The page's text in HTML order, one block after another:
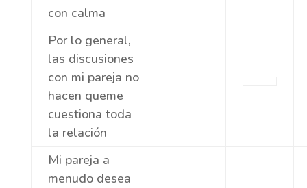
con calma
Por lo general,
las discusiones
con mi pareja no
hacen queme
cuestiona toda
la relación
Mi pareja a
menudo desea